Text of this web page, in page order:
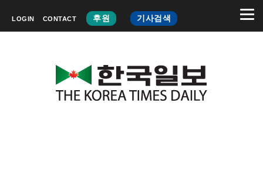
LOGIN CONTACT 후원 기사검색